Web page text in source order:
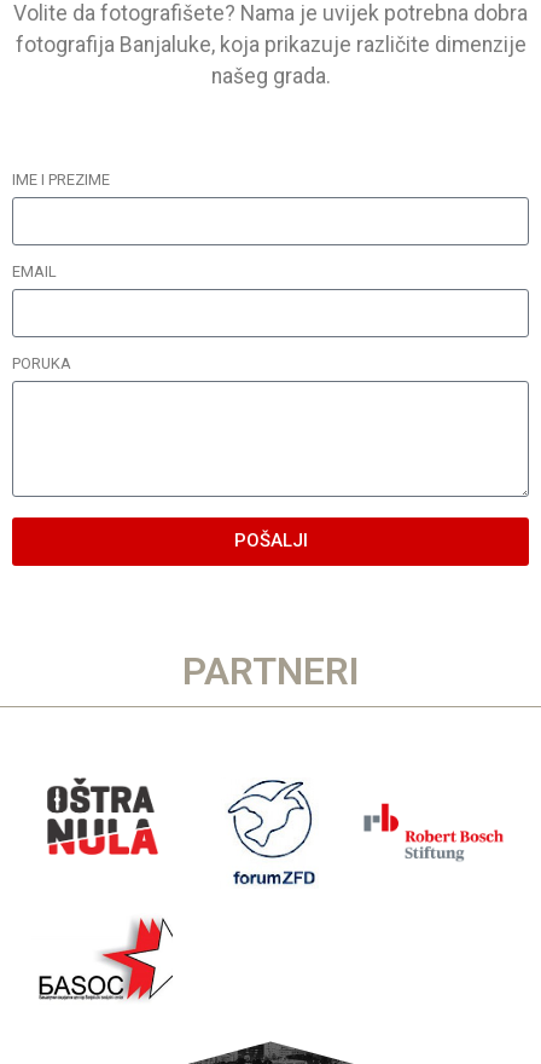
Volite da fotografišete? Nama je uvijek potrebna dobra
fotografija Banjaluke, koja prikazuje različite dimenzije
našeg grada.
IME I PREZIME
EMAIL
PORUKA
POŠALJI
PARTNERI